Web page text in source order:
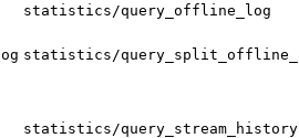
statistics/query_offline_log
statistics/
statistics/query_stream_history